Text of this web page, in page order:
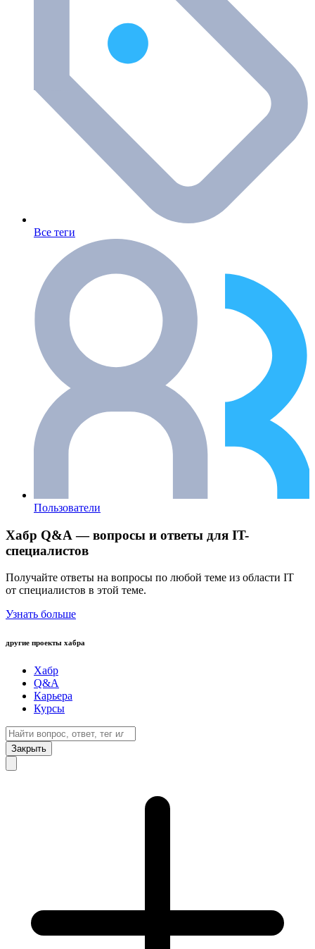
Все теги
Пользователи
Хабр Q&A — вопросы и ответы для IT-
специалистов
Получайте ответы на вопросы по любой теме из области IT
от специалистов в этой теме.
Узнать больше
другие проекты хабра
Хабр
Q&A
Карьера
Курсы
Закрыть